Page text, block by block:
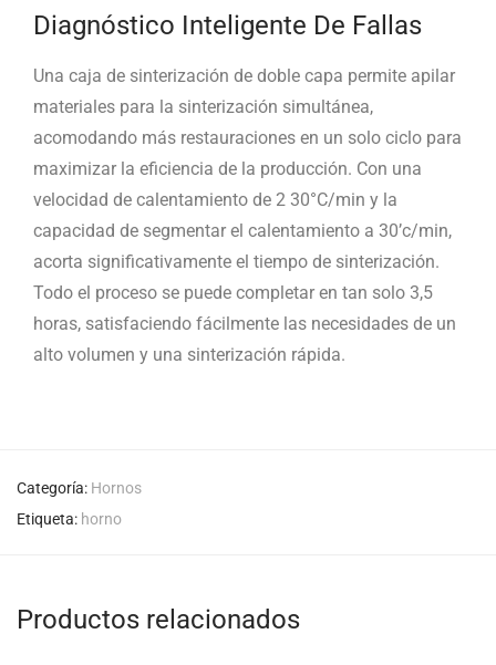
Diagnóstico Inteligente De Fallas
Una caja de sinterización de doble capa permite apilar
materiales para la sinterización simultánea,
acomodando más restauraciones en un solo ciclo para
maximizar la eficiencia de la producción. Con una
velocidad de calentamiento de 2 30°C/min y la
capacidad de segmentar el calentamiento a 30’c/min,
acorta significativamente el tiempo de sinterización.
Todo el proceso se puede completar en tan solo 3,5
horas, satisfaciendo fácilmente las necesidades de un
alto volumen y una sinterización rápida.
Categoría: Hornos
Etiqueta: horno
Productos relacionados